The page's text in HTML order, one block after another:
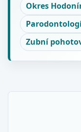
Okres
Zubní